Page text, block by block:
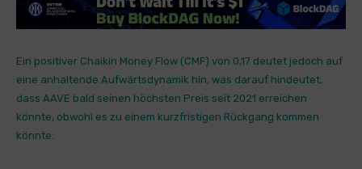
Ein positiver Chaikin Money Flow (CMF) von 0,17 deutet jedoch auf
eine anhaltende Aufwärtsdynamik hin, was darauf hindeutet,
dass AAVE bald seinen höchsten Preis seit 2021 erreichen
könnte, obwohl es zu einem kurzfristigen Rückgang kommen
könnte.